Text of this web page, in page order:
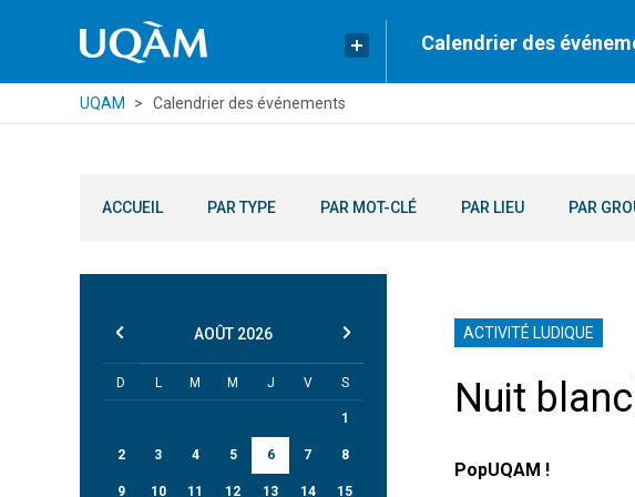
Calendrier des
UQAM Calendrier des événements
ACCUEIL PAR TYPE PAR MOT-CLÉ PAR LIEU PAR
ACTIVITÉ LUDIQUE
Nuit
PopUQAM !
AOÛT 2026
D L M M J V S
1
2 3 4 5 6 7 8
9 10 11 12 13 14 15